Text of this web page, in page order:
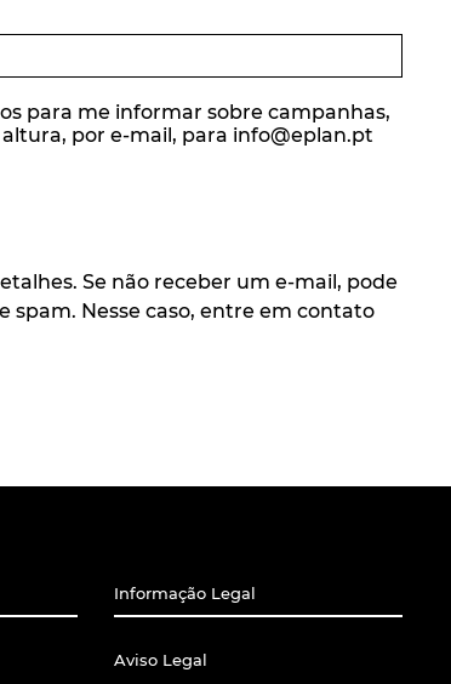
para me informar sobre campanhas,
por e-mail, para info@eplan.pt
Se não receber um e-mail, pode
Nesse caso, entre em contato
Informação Legal
Aviso Legal